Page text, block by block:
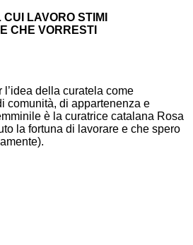
LAVORO STIMI
CHE VORRESTI
della curatela come
comunità, di appartenenza e
è la curatrice catalana Rosa
la fortuna di lavorare e che spero